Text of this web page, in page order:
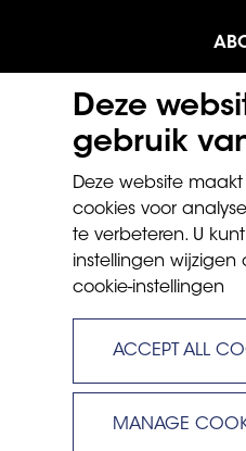
Deze
gebruik
Deze website
cookies voor
te verbeteren. U
instellingen
cookie-instellingen
ACCEPT ALL
MANAGE
PRIVACY
TERMS AND
Ingenia
Website crafted